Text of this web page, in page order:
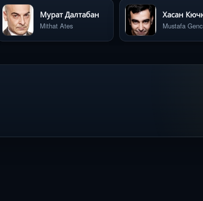
Мурат Далтабан
Mithat Ates Mustafa Genc